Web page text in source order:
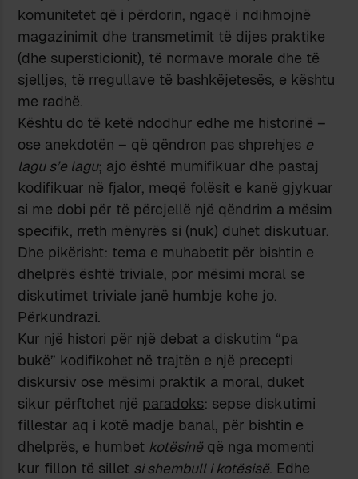
komunitetet që i përdorin, ngaqë i ndihmojnë
magazinimit dhe transmetimit të dijes praktike
(dhe supersticionit), të normave morale dhe të
sjelljes, të rregullave të bashkëjetesës, e kështu
me radhë.
Kështu do të ketë ndodhur edhe me historinë –
ose anekdotën – që qëndron pas shprehjes e
lagu s’e lagu; ajo është mumifikuar dhe pastaj
kodifikuar në fjalor, meqë folësit e kanë gjykuar
si me dobi për të përcjellë një qëndrim a mësim
specifik, rreth mënyrës si (nuk) duhet diskutuar.
Dhe pikërisht: tema e muhabetit për bishtin e
dhelprës është triviale, por mësimi moral se
diskutimet triviale janë humbje kohe jo.
Përkundrazi.
Kur një histori për një debat a diskutim “pa
bukë” kodifikohet në trajtën e një precepti
diskursiv ose mësimi praktik a moral, duket
sikur përftohet një paradoks: sepse diskutimi
fillestar aq i kotë madje banal, për bishtin e
dhelprës, e humbet kotësinë që nga momenti
kur fillon të sillet si shembull i kotësisë. Edhe